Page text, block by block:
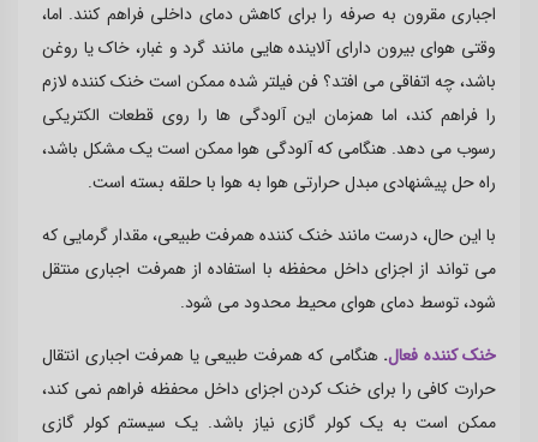
اجباری مقرون به صرفه را برای کاهش دمای داخلی فراهم کنند. اما،
وقتی هوای بیرون دارای آلاینده هایی مانند گرد و غبار، خاک یا روغن
باشد، چه اتفاقی می افتد؟ فن فیلتر شده ممکن است خنک کننده لازم
را فراهم کند، اما همزمان این آلودگی ها را روی قطعات الکتریکی
رسوب می دهد. هنگامی که آلودگی هوا ممکن است یک مشکل باشد،
راه حل پیشنهادی مبدل حرارتی هوا به هوا با حلقه بسته است.
با این حال، درست مانند خنک کننده همرفت طبیعی، مقدار گرمایی که
می تواند از اجزای داخل محفظه با استفاده از همرفت اجباری منتقل
شود، توسط دمای هوای محیط محدود می شود.
خنک کننده فعال. هنگامی که همرفت طبیعی یا همرفت اجباری انتقال
حرارت کافی را برای خنک کردن اجزای داخل محفظه فراهم نمی کند،
ممکن است به یک کولر گازی نیاز باشد. یک سیستم کولر گازی